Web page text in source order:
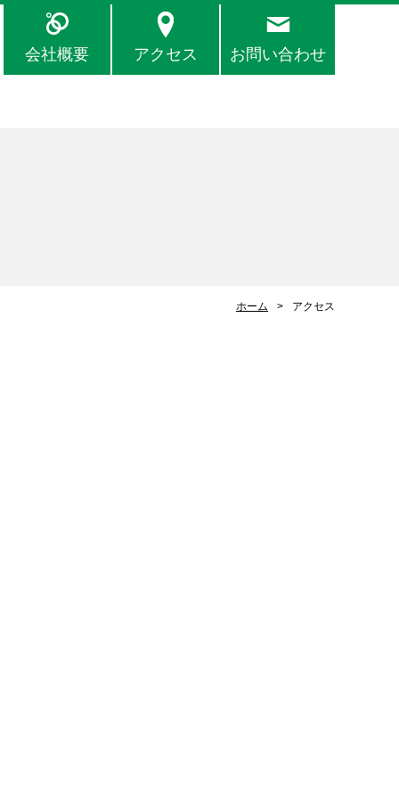
会社概要 アクセス お問い合わせ
ホーム アクセス